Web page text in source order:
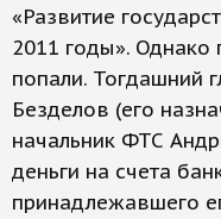
«Развитие
2011 годы». Однако
попали. Тогдашний
Безделов (его
начальник ФТС
деньги на счета
принадлежавшего